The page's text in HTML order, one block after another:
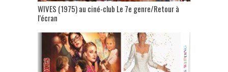
WIVES (1975) au ciné-club Le 7e genre/Retour à
l’écran